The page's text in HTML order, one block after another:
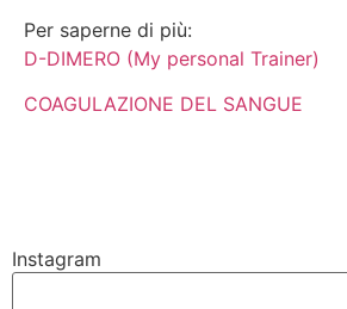
Per saperne di più:
D-DIMERO (My personal Trainer)
COAGULAZIONE DEL SANGUE
Instagram